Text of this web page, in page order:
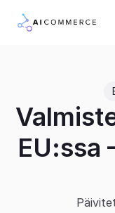
Hinnoittelu
Kehittäjille
EU:ssa